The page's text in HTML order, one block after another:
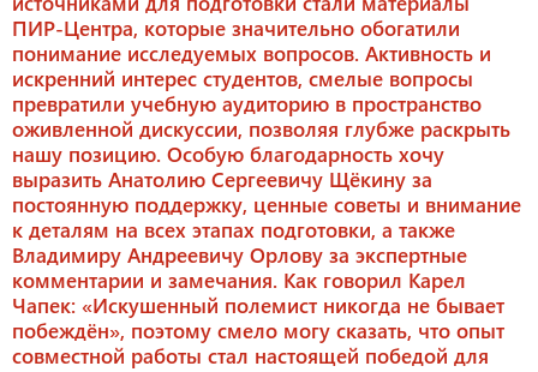
ПИР-Центра, которые значительно обогатили
понимание исследуемых вопросов. Активность и
искренний интерес студентов, смелые вопросы
превратили учебную аудиторию в пространство
оживленной дискуссии, позволяя глубже раскрыть
нашу позицию. Особую благодарность хочу
выразить Анатолию Сергеевичу Щёкину за
постоянную поддержку, ценные советы и внимание
к деталям на всех этапах подготовки, а также
Владимиру Андреевичу Орлову за экспертные
комментарии и замечания. Как говорил Карел
Чапек: «Искушенный полемист никогда не бывает
побеждён», поэтому смело могу сказать, что опыт
совместной работы стал настоящей победой для